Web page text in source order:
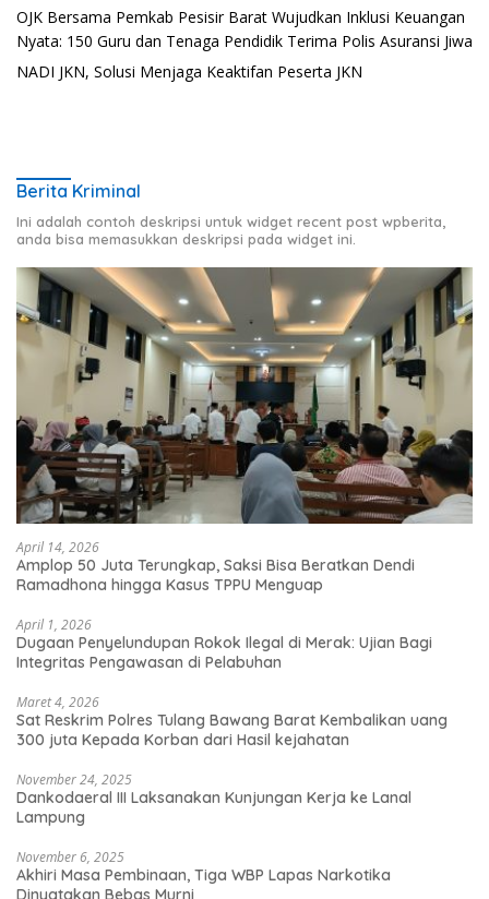
OJK Bersama Pemkab Pesisir Barat Wujudkan Inklusi Keuangan
Nyata: 150 Guru dan Tenaga Pendidik Terima Polis Asuransi Jiwa
NADI JKN, Solusi Menjaga Keaktifan Peserta JKN
Berita Kriminal
Ini adalah contoh deskripsi untuk widget recent post wpberita,
anda bisa memasukkan deskripsi pada widget ini.
April 14, 2026
Amplop 50 Juta Terungkap, Saksi Bisa Beratkan Dendi
Ramadhona hingga Kasus TPPU Menguap
April 1, 2026
Dugaan Penyelundupan Rokok Ilegal di Merak: Ujian Bagi
Integritas Pengawasan di Pelabuhan
Maret 4, 2026
Sat Reskrim Polres Tulang Bawang Barat Kembalikan uang
300 juta Kepada Korban dari Hasil kejahatan
November 24, 2025
Dankodaeral III Laksanakan Kunjungan Kerja ke Lanal
Lampung
November 6, 2025
Akhiri Masa Pembinaan, Tiga WBP Lapas Narkotika
Dinyatakan Bebas Murni